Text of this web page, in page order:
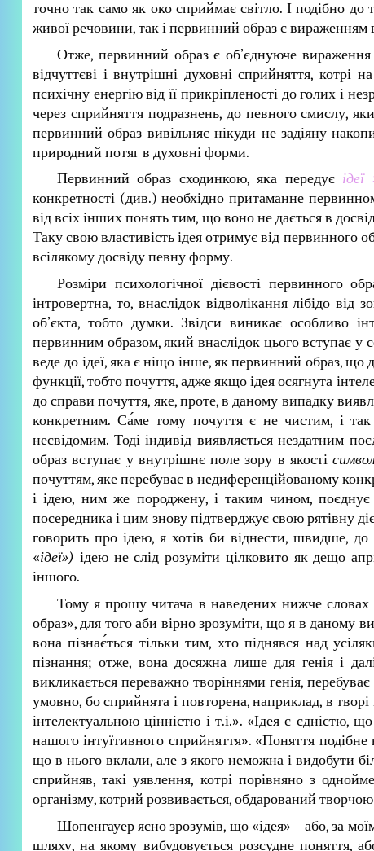
точно так само як око сприймає світло. І подібно до
живої речовини, так і первинний образ є вираженням
Отже, первинний образ є об’єднуюче
відчуттєві і внутрішні духовні сприйняття, котрі
психічну енергію від її прикріпленості до голих і
через сприйняття подразнень, до певного смислу,
первинний образ вивільняє нікуди не задіяну
природний потяг в духовні форми.
Первинний образ сходинкою, яка передує ідеї
конкретності (див.) необхідно притаманне
від всіх інших понять тим, що воно не дається в
Таку свою властивість ідея отримує від первинного
всілякому досвіду певну форму.
Розміри психологічної дієвості первинного
інтровертна, то, внаслідок відволікання лібідо
об’єкта, тобто думки. Звідси виникає особливо
первинним образом, який внаслідок цього вступає
веде до ідеї, яка є ніщо інше, як первинний образ, що
функції, тобто почуття, адже якщо ідея осягнута
до справи почуття, яке, проте, в даному випадку
конкретним. Са́ме тому почуття є не чистим, і
несвідомим. Тоді індивід виявляється нездатним
образ вступає у внутрішнє поле зору в якості
почуттям, яке перебуває в недиференційованому
і ідею, ним же породжену, і таким чином,
посередника і цим знову підтверджує свою рятівну
говорить про ідею, я хотів би віднести, швидше,
«ідеї») ідею не слід розуміти цілковито як дещо
іншого.
Тому я прошу читача в наведених нижче словах
образ», для того аби вірно зрозуміти, що я в даному
вона пізнає́ться тільки тим, хто піднявся над
пізнання; отже, вона досяжна лише для генія і
викликається переважно творіннями генія,
умовно, бо сприйнята і повторена, наприклад, в
інтелектуальною цінністю і т.і.». «Ідея є єдністю,
нашого інтуїтивного сприйняття». «Поняття
що в нього вклали, але з якого неможна і видобути
сприйняв, такі уявлення, котрі порівняно з
організму, котрий розвивається, обдарований
Шопенгауер ясно зрозумів, що «ідея» ‒ або, за
шляху, на якому вибудовується розсудне поняття,